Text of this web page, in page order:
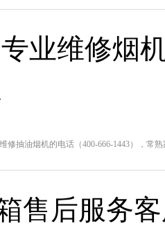
业维修烟
修抽油烟机的电话（400-666-1443），常
售后服务